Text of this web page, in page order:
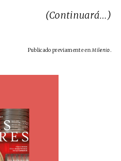
(Continuará…)
Publicado previamente enMilenio.